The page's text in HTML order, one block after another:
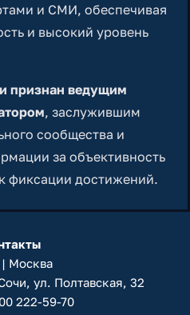
и СМИ, обеспечивая
и высокий уровень
признан ведущим
, заслужившим
сообщества и
за объективность
фиксации достижений.
Москва
ул. Полтавская, 32
222-59-70